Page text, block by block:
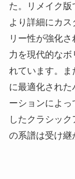
た。リメイク
より詳細にカ
リー性が強化
力を現代的なボ
れています。
に最適化され
ーションによ
したクラシッ
の系譜は受け継